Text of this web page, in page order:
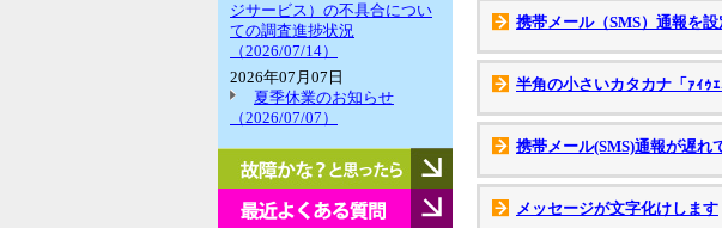
ジサービス）の不具合につい
ての調査進捗状況
（2026/07/14）
2026年07月07日
夏季休業のお知らせ
（2026/07/07）
な？
携帯メール（SMS）通報を
半角の小さいカタカナ「ｧｨｩ
携帯メール(SMS)通報が遅れ
メッセージが文字化けします